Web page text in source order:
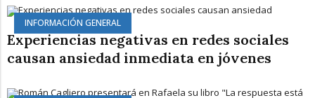
INFORMACIÓN GENERAL
Experiencias negativas en redes sociales
causan ansiedad inmediata en jóvenes